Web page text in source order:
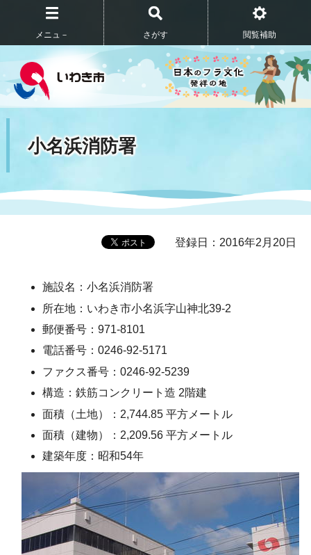
メニュ－ さがす 閲覧補助
小名浜消防署
登録日：2016年2月20日
施設名：小名浜消防署
所在地：いわき市小名浜字山神北39-2
郵便番号：971-8101
電話番号：0246-92-5171
ファクス番号：0246-92-5239
構造：鉄筋コンクリート造 2階建
面積（土地）：2,744.85 平方メートル
面積（建物）：2,209.56 平方メートル
建築年度：昭和54年